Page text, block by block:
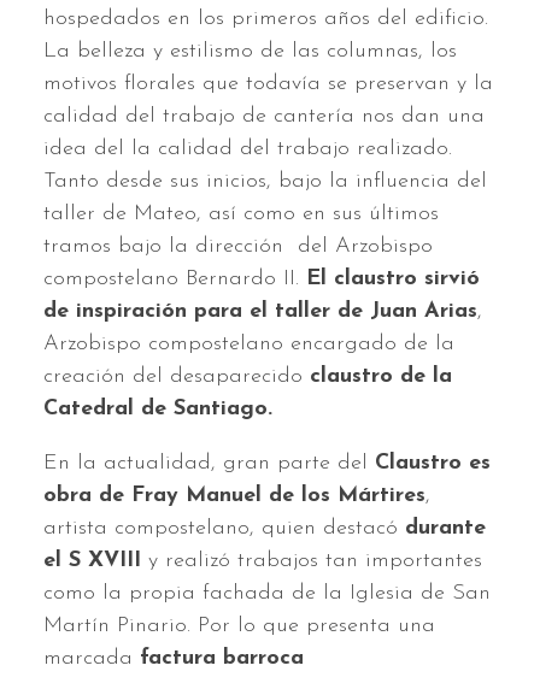
hospedados en los primeros años del edificio.
La belleza y estilismo de las columnas, los
motivos florales que todavía se preservan y la
calidad del trabajo de cantería nos dan una
idea del la calidad del trabajo realizado.
Tanto desde sus inicios, bajo la influencia del
taller de Mateo, así como en sus últimos
tramos bajo la dirección del Arzobispo
compostelano Bernardo II. El claustro sirvió
de inspiración para el taller de Juan Arias,
Arzobispo compostelano encargado de la
creación del desaparecido claustro de la
Catedral de Santiago.
En la actualidad, gran parte del Claustro es
obra de Fray Manuel de los Mártires,
artista compostelano, quien destacó durante
el S XVIII y realizó trabajos tan importantes
como la propia fachada de la Iglesia de San
Martín Pinario. Por lo que presenta una
marcada factura barroca